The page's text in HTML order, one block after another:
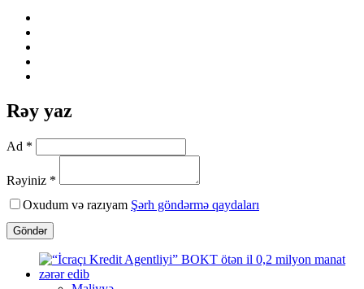
Rəy yaz
Ad *
Rəyiniz *
Oxudum və razıyam Şərh göndərmə qaydaları
Göndər